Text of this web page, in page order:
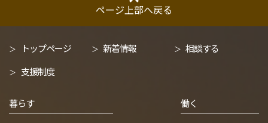
ページ上部へ戻る
トップページ 新着情報
相談する
支援制度
暮らす 働く